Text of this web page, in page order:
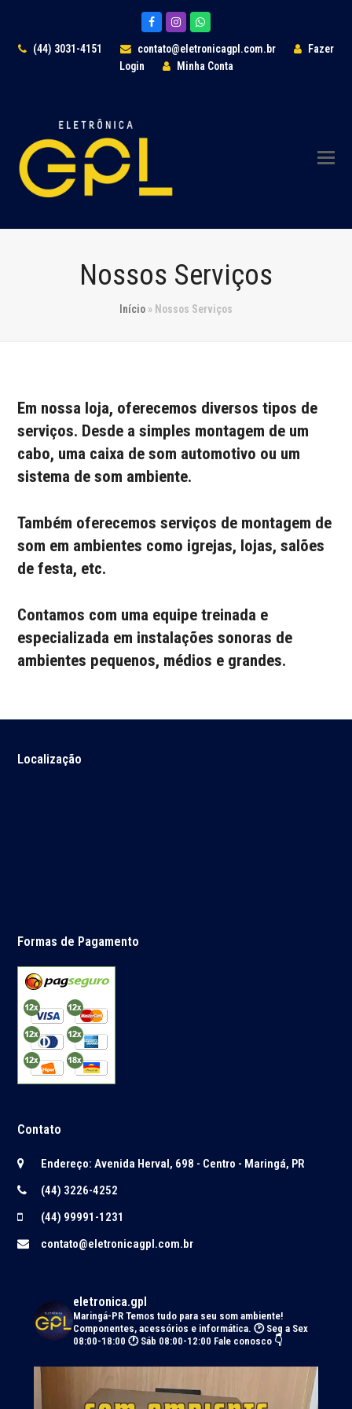
FacebookInstagramWhatsapp
(44) 3031-4151 contato@eletronicagpl.com.br
Fazer
Login
Minha Conta
Nossos Serviços
Início » Nossos Serviços
Em nossa loja, oferecemos diversos tipos de
serviços. Desde a simples montagem de um
cabo, uma caixa de som automotivo ou um
sistema de som ambiente.
Também oferecemos serviços de montagem de
som em ambientes como igrejas, lojas, salões
de festa, etc.
Contamos com uma equipe treinada e
especializada em instalações sonoras de
ambientes pequenos, médios e grandes.
Localização
Formas de Pagamento
Contato
Endereço: Avenida Herval, 698 - Centro - Maringá, PR
(44) 3226-4252
(44) 99991-1231
contato@eletronicagpl.com.br
eletronica.gpl
Maringá-PRTemos tudo para seu som ambiente!
Componentes, acessórios e informática. 🕑 Seg a Sex
08:00-18:00 🕐 Sáb 08:00-12:00 Fale conosco 👇